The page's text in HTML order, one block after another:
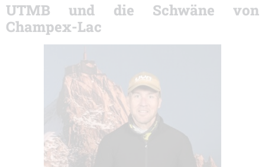
UTMB und die Schwäne von
Champex-Lac